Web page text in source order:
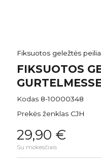
Fiksuotos geležtės
FIKSUOTOS
Kodas 8-10000348
Prekės ženklas CJH
29,90 €
Su mokesčiais